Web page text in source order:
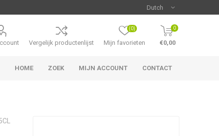
Vergelijk productenlijst Mijn favorieten
(0) 0
€0,00
HOME ZOEK MIJN ACCOUNT CONTACT